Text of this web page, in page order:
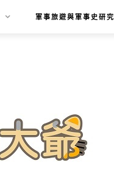
軍事旅遊與軍事史研究